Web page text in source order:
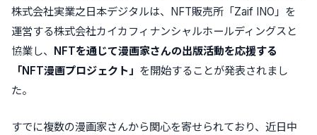
株式会社実業之日本デジタルは、NFT販売所「Zaif INO」を
運営する株式会社カイカフィナンシャルホールディングスと
協業し、
NFTを通じて漫画家さんの出版活動を応援する
「NFT漫画プロジェクト」 を開始することが発表されまし
た。
すでに複数の漫画家さんから関心を寄せられており、近日中